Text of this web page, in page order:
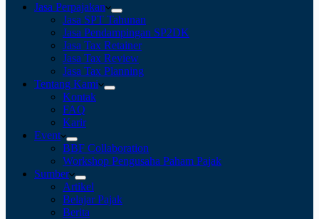
Jasa Perpajakan
Jasa SPT Tahunan
Jasa Pendampingan SP2DK
Jasa Tax Retainer
Jasa Tax Review
Jasa Tax Planning
Tentang Kami
Kontak
FAQ
Karir
Event
BBF Collaboration
Workshop Pengusaha Paham Pajak
Sumber
Artikel
Belajar Pajak
Berita